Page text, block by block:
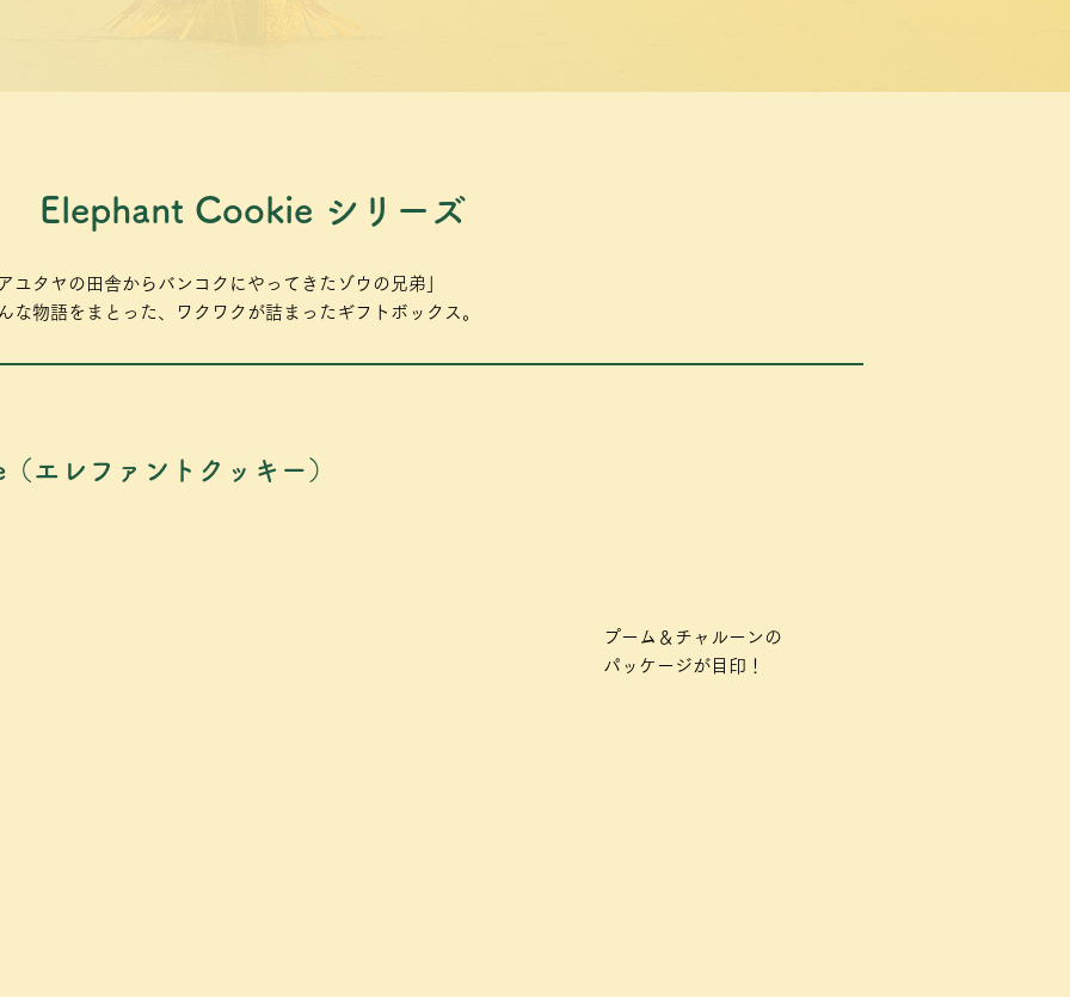
Elephant Cookie シリーズ
ユタヤの田舎からバンコクにやってきたゾウの兄弟」
な物語をまとった、ワクワクが詰まったギフトボックス。
エレファントクッキー）
プーム＆チャルーンの
パッケージが目印！